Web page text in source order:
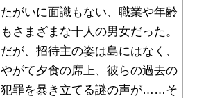
たがいに面識もない、職業や年齢
もさまざまな十人の男女だった。
だが、招待主の姿は島にはなく、
やがて夕食の席上、彼らの過去の
犯罪を暴き立てる謎の声が……そ